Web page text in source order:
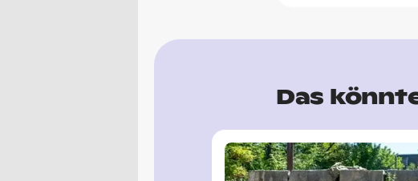
Das